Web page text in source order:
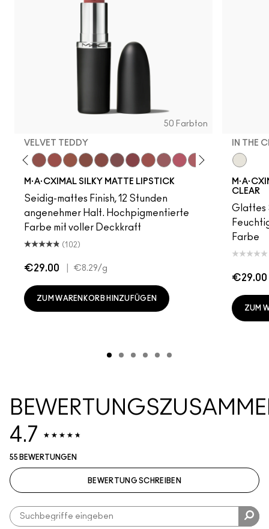
50 Farbton
VELVET TEDDY
M·A·CXIMAL SILKY MATTE LIPSTICK
Seidig-mattes Finish, 12 Stunden
angenehmer Halt. Hochpigmentierte
Farbe mit voller Deckkraft
(102)
€29.00 €8.29/g
ZUM WARENKORB HINZUFÜGEN
IN THE
CLEAR
Glattes
Farbe
€29.00
ZUM
4.7
55 BEWERTUNGEN
BEWERTUNG SCHREIBEN